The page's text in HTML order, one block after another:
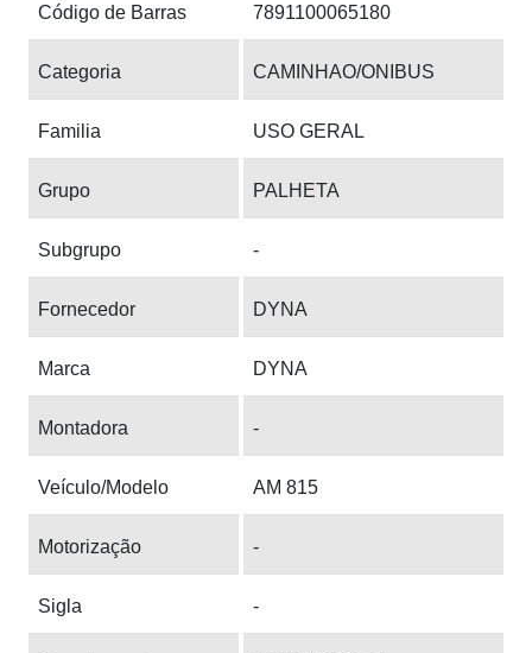
Código de Barras 7891100065180
Categoria CAMINHAO/ONIBUS
Familia USO GERAL
Grupo PALHETA
Subgrupo -
Fornecedor DYNA
Marca DYNA
Montadora -
Veículo/Modelo AM 815
Motorização -
Sigla -